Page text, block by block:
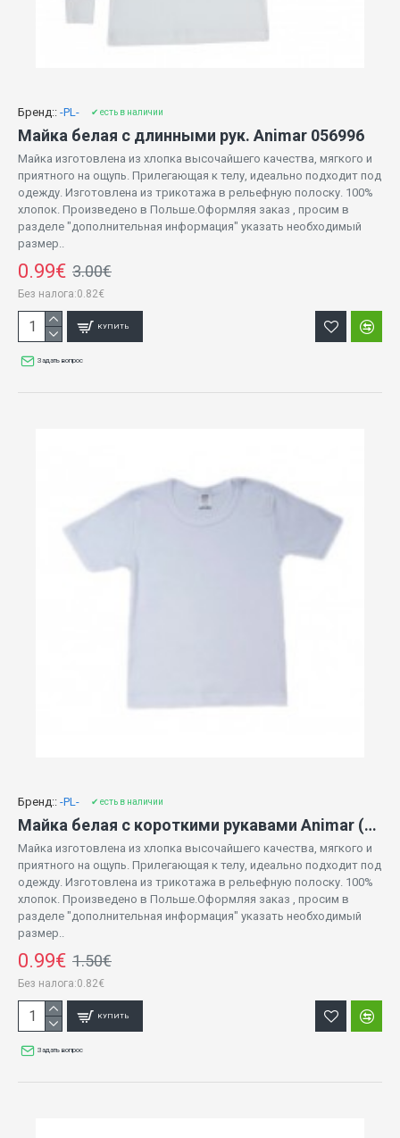
Бренд:: -PL- ✔ есть в наличии
Майка белая с длинными рук. Animar 056996
Майка изготовлена ​​из хлопка высочайшего качества, мягкого и
приятного на ощупь. Прилегающая к телу, идеально подходит под
одежду. Изготовлена из трикотажа в рельефную полоску. 100%
хлопок. Произведено в Польше.Оформляя заказ , просим в
разделе "дополнительная информация" указать необходимый
размер..
0.99€ 3.00€
Без налога:0.82€
КУПИТЬ
Задать вопрос
Бренд:: -PL- ✔ есть в наличии
Майка белая с короткими рукавами Animar (68-80 cm) 059720
Майка изготовлена ​​из хлопка высочайшего качества, мягкого и
приятного на ощупь. Прилегающая к телу, идеально подходит под
одежду. Изготовлена из трикотажа в рельефную полоску. 100%
хлопок. Произведено в Польше.Оформляя заказ , просим в
разделе "дополнительная информация" указать необходимый
размер..
0.99€ 1.50€
Без налога:0.82€
КУПИТЬ
Задать вопрос